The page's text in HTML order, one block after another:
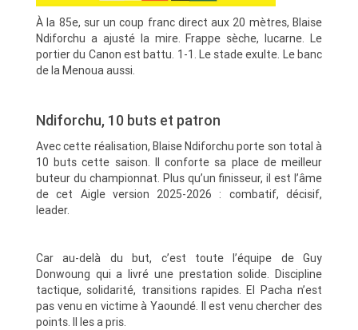
À la 85e, sur un coup franc direct aux 20 mètres, Blaise
Ndiforchu a ajusté la mire. Frappe sèche, lucarne. Le
portier du Canon est battu. 1-1. Le stade exulte. Le banc
de la Menoua aussi.
Ndiforchu, 10 buts et patron
Avec cette réalisation, Blaise Ndiforchu porte son total à
10 buts cette saison. Il conforte sa place de meilleur
buteur du championnat. Plus qu’un finisseur, il est l’âme
de cet Aigle version 2025-2026 : combatif, décisif,
leader.
Car au-delà du but, c’est toute l’équipe de Guy
Donwoung qui a livré une prestation solide. Discipline
tactique, solidarité, transitions rapides. El Pacha n’est
pas venu en victime à Yaoundé. Il est venu chercher des
points. Il les a pris.